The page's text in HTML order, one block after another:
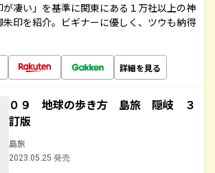
が凄い」を基準に関東にある１万社以上の神
印を紹介。ビギナーに優しく、ツウも納得
詳細を見る
０９ 地球の歩き方 島旅 隠岐 ３
訂版
島旅
2023.05.25 発売